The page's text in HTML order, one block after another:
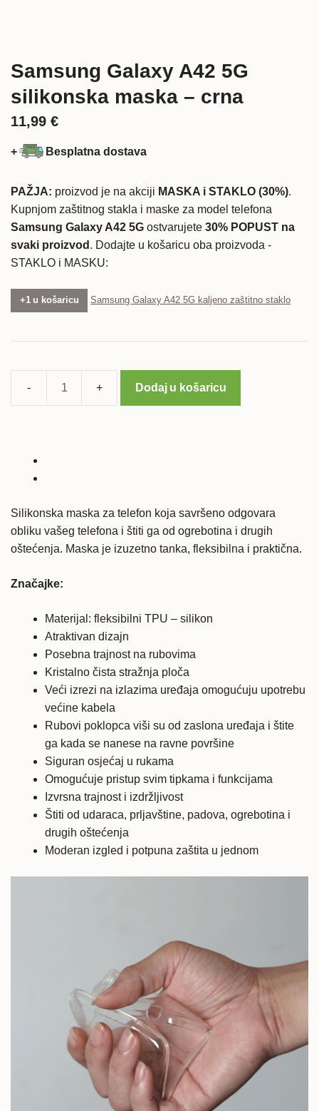
Samsung Galaxy A42 5G
silikonska maska – crna
11,99 €
+ Besplatna dostava
PAŽJA: proizvod je na akciji MASKA i STAKLO (30%).
Kupnjom zaštitnog stakla i maske za model telefona
Samsung Galaxy A42 5G ostvarujete 30% POPUST na
svaki proizvod . Dodajte u košaricu oba proizvoda -
STAKLO i MASKU:
+1 u košaricu Samsung Galaxy A42 5G kaljeno zaštitno staklo
Samsung
crna
količina
Dodaj u košaricu
Silikonska maska za telefon koja savršeno odgovara
obliku vašeg telefona i štiti ga od ogrebotina i drugih
oštećenja. Maska je izuzetno tanka, fleksibilna i praktična.
Značajke:
Materijal: fleksibilni TPU – silikon
Atraktivan dizajn
Posebna trajnost na rubovima
Kristalno čista stražnja ploča
Veći izrezi na izlazima uređaja omogućuju upotrebu
većine kabela
Rubovi poklopca viši su od zaslona uređaja i štite
ga kada se nanese na ravne površine
Siguran osjećaj u rukama
Omogućuje pristup svim tipkama i funkcijama
Izvrsna trajnost i izdržljivost
Štiti od udaraca, prljavštine, padova, ogrebotina i
drugih oštećenja
Moderan izgled i potpuna zaštita u jednom